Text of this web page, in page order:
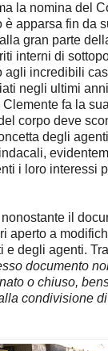
la nomina del
è apparsa fin da
gran parte
interni di
agli incredibili
negli ultimi
Clemente fa la
corpo deve
degli
i loro interessi
il
aperto a
e degli agenti.
documento
o chiuso,
condivisione